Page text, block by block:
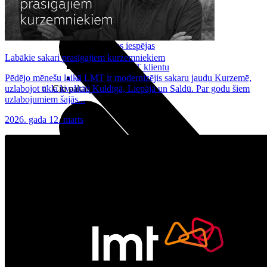
Noderīgi
Maksas un tarifi Latvijā
Maksas un tarifi ārzemēs
LMT Kartes iespējas
Kur nopirkt
Kā kļūt par LMT klientu
eSIM tehnoloģija
Citi pakalpojumi
Planšetes
Labākie sakari prasīgajiem kurzemniekiem
Pēdējo mēnešu laikā LMT ir modernizējis sakaru jaudu Kurzemē,
uzlabojot tīkla kvalitāti Kuldīgā, Liepājā un Saldū. Par godu šiem
uzlabojumiem šajās...
2026. gada 12. marts